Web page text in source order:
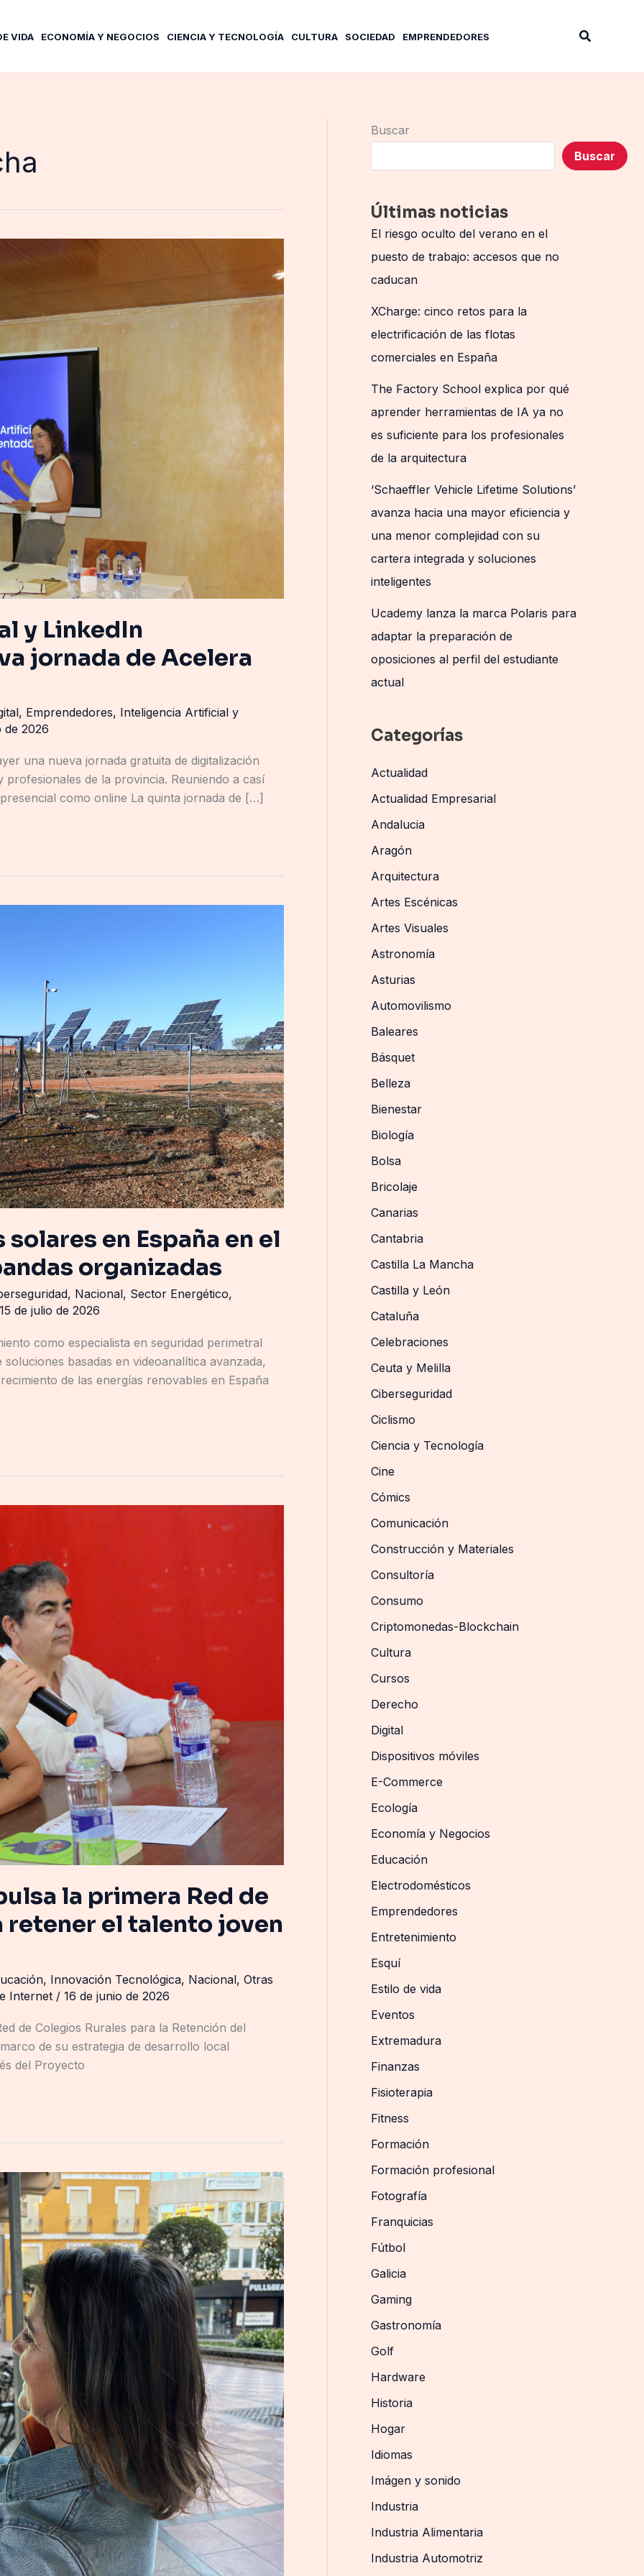
VIDA ECONOMÍA Y NEGOCIOS CIENCIA Y TECNOLOGÍA CULTURA SOCIEDAD EMPRENDEDORES Buscar
y LinkedIn
jornada de Acelera
, Emprendedores, Inteligencia Artificial y
de 2026
una nueva jornada gratuita de digitalización
de la provincia. Reuniendo a casí
como online La quinta jornada de […]
en España en el
organizadas
, Nacional, Sector Energético,
15 de julio de 2026
como especialista en seguridad perimetral
basadas en videoanalítica avanzada,
de las energías renovables en España
la primera Red de
retener el talento joven
, Innovación Tecnológica, Nacional, Otras
Internet / 16 de junio de 2026
de Colegios Rurales para la Retención del
de su estrategia de desarrollo local
del Proyecto
Buscar
Buscar
Últimas noticias
El riesgo oculto del verano en el
puesto de trabajo: accesos que no
caducan
XCharge: cinco retos para la
electrificación de las flotas
comerciales en España
The Factory School explica por qué
aprender herramientas de IA ya no
es suficiente para los profesionales
de la arquitectura
‘Schaeffler Vehicle Lifetime Solutions’
avanza hacia una mayor eficiencia y
una menor complejidad con su
cartera integrada y soluciones
inteligentes
Ucademy lanza la marca Polaris para
adaptar la preparación de
oposiciones al perfil del estudiante
actual
Categorías
Actualidad
Actualidad Empresarial
Andalucia
Aragón
Arquitectura
Artes Escénicas
Artes Visuales
Astronomía
Asturias
Automovilismo
Baleares
Básquet
Belleza
Bienestar
Biología
Bolsa
Bricolaje
Canarias
Cantabria
Castilla La Mancha
Castilla y León
Cataluña
Celebraciones
Ceuta y Melilla
Ciberseguridad
Ciclismo
Ciencia y Tecnología
Cine
Cómics
Comunicación
Construcción y Materiales
Consultoría
Consumo
Criptomonedas-Blockchain
Cultura
Cursos
Derecho
Digital
Dispositivos móviles
E-Commerce
Ecología
Economía y Negocios
Educación
Electrodomésticos
Emprendedores
Entretenimiento
Esquí
Estilo de vida
Eventos
Extremadura
Finanzas
Fisioterapia
Fitness
Formación
Formación profesional
Fotografía
Franquicias
Fútbol
Galicia
Gaming
Gastronomía
Golf
Hardware
Historia
Hogar
Idiomas
Imágen y sonido
Industria
Industria Alimentaria
Industria Automotriz